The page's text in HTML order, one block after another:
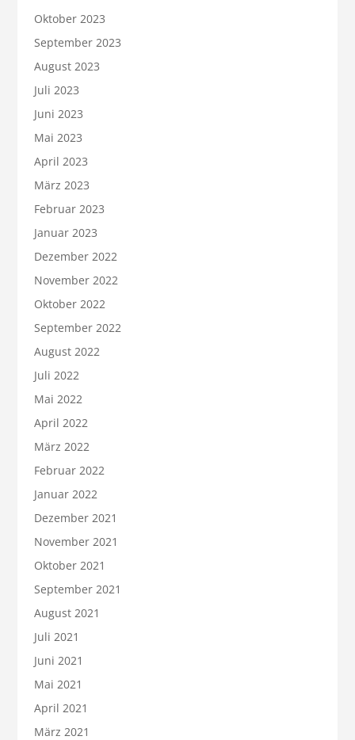
Oktober 2023
September 2023
August 2023
Juli 2023
Juni 2023
Mai 2023
April 2023
März 2023
Februar 2023
Januar 2023
Dezember 2022
November 2022
Oktober 2022
September 2022
August 2022
Juli 2022
Mai 2022
April 2022
März 2022
Februar 2022
Januar 2022
Dezember 2021
November 2021
Oktober 2021
September 2021
August 2021
Juli 2021
Juni 2021
Mai 2021
April 2021
März 2021